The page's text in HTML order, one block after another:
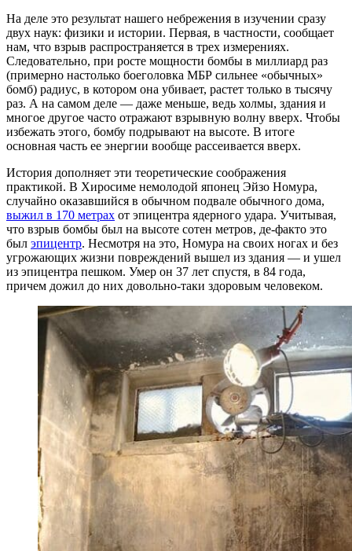
На деле это результат нашего небрежения в изучении сразу
двух наук: физики и истории. Первая, в частности, сообщает
нам, что взрыв распространяется в трех измерениях.
Следовательно, при росте мощности бомбы в миллиард раз
(примерно настолько боеголовка МБР сильнее «обычных»
бомб) радиус, в котором она убивает, растет только в тысячу
раз. А на самом деле — даже меньше, ведь холмы, здания и
многое другое часто отражают взрывную волну вверх. Чтобы
избежать этого, бомбу подрывают на высоте. В итоге
основная часть ее энергии вообще рассеивается вверх.
История дополняет эти теоретические соображения
практикой. В Хиросиме немолодой японец Эйзо Номура,
случайно оказавшийся в обычном подвале обычного дома,
выжил в 170 метрах от эпицентра ядерного удара. Учитывая,
что взрыв бомбы был на высоте сотен метров, де-факто это
был эпицентр. Несмотря на это, Номура на своих ногах и без
угрожающих жизни повреждений вышел из здания — и ушел
из эпицентра пешком. Умер он 37 лет спустя, в 84 года,
причем дожил до них довольно-таки здоровым человеком.